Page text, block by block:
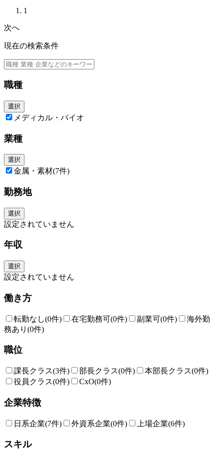
1
次へ
現在の検索条件
職種
選択
メディカル・バイオ
業種
選択
金属・素材(7件)
勤務地
選択
設定されていません
年収
選択
設定されていません
働き方
転勤なし(0件) 在宅勤務可(0件) 副業可(0件)
海外勤
務あり (0件)
職位
課長クラス(3件) 部長クラス(0件) 本部長クラス(0件)
役員クラス(0件) CxO(0件)
企業特徴
日系企業(7件) 外資系企業(0件) 上場企業(6件)
スキル